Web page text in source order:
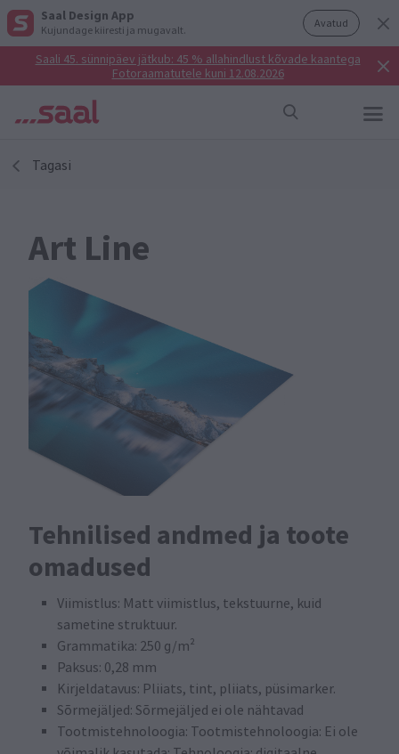
Saal Design App
Kujundage kiiresti ja mugavalt. Avatud
Saali 45. sünnipäev jätkub: 45 % allahindlust kõvade kaantega
Fotoraamatutele kuni 12.08.2026
Tagasi
Art Line
Tehnilised andmed ja toote
omadused
Viimistlus: Matt viimistlus, tekstuurne, kuid
sametine struktuur.
Grammatika: 250 g/m²
Paksus: 0,28 mm
Kirjeldatavus: Pliiats, tint, pliiats, püsimarker.
Sõrmejäljed: Sõrmejäljed ei ole nähtavad
Tootmistehnoloogia: Tootmistehnoloogia: Ei ole